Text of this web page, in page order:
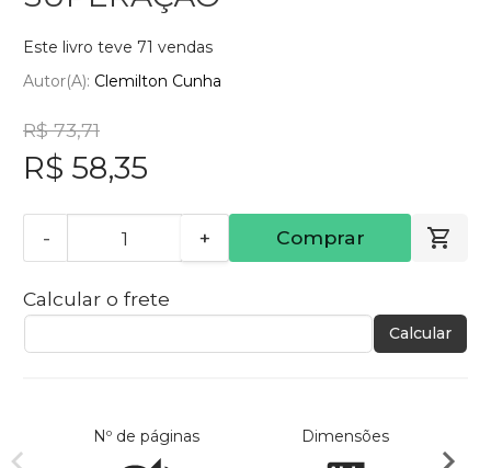
Este livro teve 71 vendas
Autor(a): Clemilton Cunha
R$ 73,71
R$ 58,35
- + Comprar
Calcular o frete
Calcular
Nº de páginas Dimensões